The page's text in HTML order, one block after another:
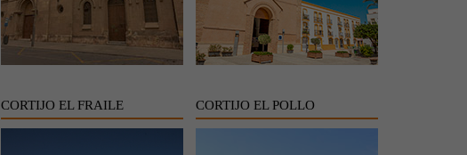
CORTIJO EL FRAILE CORTIJO EL POLLO